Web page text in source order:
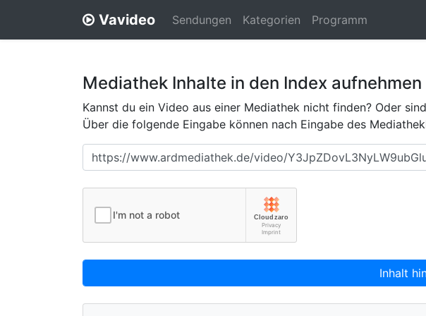
Vavideo Sendungen Kategorien Programm
Mediathek Inhalte in den Index
Kannst du ein Video aus einer Mediathek nicht finden? Oder
Über die folgende Eingabe können nach Eingabe des
Inhalt